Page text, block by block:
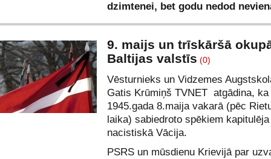
dzimtenei, bet godu nedod
9. maijs un trīskāršā
Baltijas valstīs (0)
Vēsturnieks un Vidzemes
Gatis Krūmiņš TVNET atgādina, ka
1945.gada 8.maija vakarā (pēc
laika) sabiedroto spēkiem kapitulēja
nacistiskā Vācija.
PSRS un mūsdienu Krievijā par